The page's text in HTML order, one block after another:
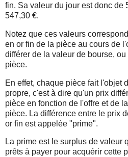
fin. Sa valeur du jour est donc de
547,30 €.
Notez que ces valeurs
en or fin de la pièce au cours de
différer de la valeur de bourse,
pièce.
En effet, chaque pièce fait l'objet
propre, c'est à dire qu'un prix
pièce en fonction de l'offre et de
pièce. La différence entre le prix
or fin est appelée "prime".
La prime est le surplus de valeur
prêts à payer pour acquérir cette